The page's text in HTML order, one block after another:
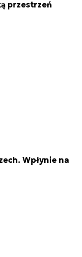
przestrzeń
Wpłynie na